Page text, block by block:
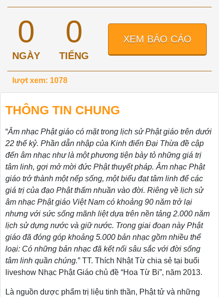
0
NGÀY
0
TIẾNG
XEM BÁO CÁO
lượt xem: 1078
THÔNG TIN CHUNG
“Âm nhạc Phật giáo có mặt trong lịch sử Phật giáo trên dưới
22 thế kỷ. Phần dẫn nhập của Kinh điển Đại Thừa đề cập
đến âm nhạc như là một phương tiện bày tỏ những giá trị
tâm linh, gợi mở mời đức Phật thuyết pháp. Âm nhạc Phật
giáo trở thành một nếp sống, một biểu đạt tâm linh để các
giá trị của đạo Phật thấm nhuần vào đời. Riêng về lịch sử
âm nhạc Phật giáo Việt Nam có khoảng 90 năm trở lại
nhưng với sức sống mãnh liệt dựa trên nền tảng 2.000 năm
lịch sử dựng nước và giữ nước. Trong giai đoạn này Phật
giáo đã đóng góp khoảng 5.000 bản nhạc gồm nhiều thể
loại: Có những bản nhạc đã kết nối sâu sắc với đời sống
tâm linh quần chúng.” TT. Thích Nhật Từ chia sẻ tại buổi
liveshow Nhạc Phật Giáo chủ đề “Hoa Từ Bi”, năm 2013.
Là nguồn dược phẩm trị liệu tinh thần, Phật tử và những